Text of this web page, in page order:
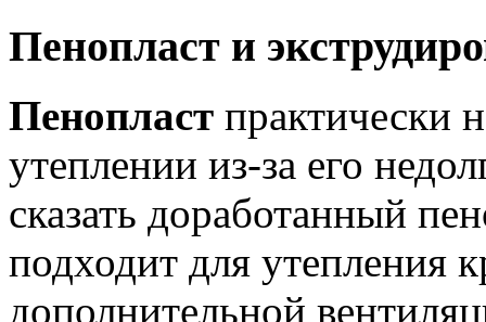
Пенопласт и
Пенопласт практически
утеплении из-за его
сказать доработанный
подходит для утепления
дополнительной